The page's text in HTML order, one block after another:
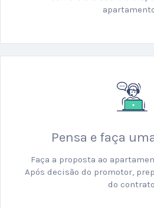
Pensa e faça
Faça a proposta ao
Após decisão do promotor,
do